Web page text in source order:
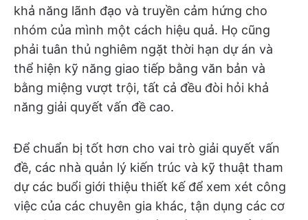
khả năng lãnh đạo và truyền cảm hứng cho
nhóm của mình một cách hiệu quả. Họ cũng
phải tuân thủ nghiêm ngặt thời hạn dự án và
thể hiện kỹ năng giao tiếp bằng văn bản và
bằng miệng vượt trội, tất cả đều đòi hỏi khả
năng giải quyết vấn đề cao.
Để chuẩn bị tốt hơn cho vai trò giải quyết vấn
đề, các nhà quản lý kiến trúc và kỹ thuật tham
dự các buổi giới thiệu thiết kế để xem xét công
việc của các chuyên gia khác, tận dụng các cơ